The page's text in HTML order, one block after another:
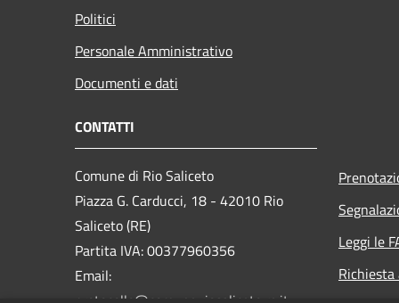
Politici
Personale Amministrativo
Documenti e dati
CONTATTI
Comune di Rio Saliceto
Piazza G. Carducci, 18 - 42010 Rio
Saliceto (RE)
Partita IVA: 00377960356
Email:
Leggi le